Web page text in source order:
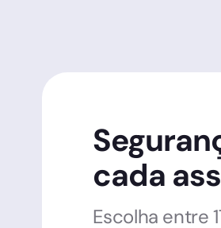
cada
Escolha entre